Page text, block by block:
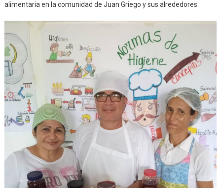
alimentaria en la comunidad de Juan Griego y sus alrededores.